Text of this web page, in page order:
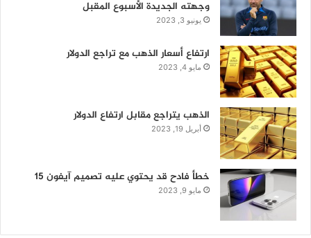
وجهته الجديدة الأسبوع المقبل
يونيو 3, 2023
ارتفاع أسعار الذهب مع تراجع الدولار
مايو 4, 2023
الذهب يتراجع مقابل ارتفاع الدولار
أبريل 19, 2023
خطأ فادح قد يحتوي عليه تصميم آيفون 15
مايو 9, 2023